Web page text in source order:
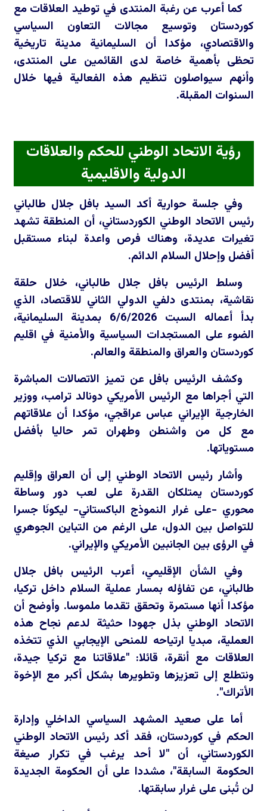
كما أعرب عن رغبة المنتدى في توطيد العلاقات مع
كوردستان وتوسيع مجالات التعاون السياسي
والاقتصادي، مؤكدا أن السليمانية مدينة تاريخية
تحظى بأهمية خاصة لدى القائمين على المنتدى،
وأنهم سيواصلون تنظيم هذه الفعالية فيها خلال
السنوات المقبلة.
رؤية الاتحاد الوطني للحكم والعلاقات
الدولية والاقليمية
وفي جلسة حوارية أكد السيد بافل جلال طالباني
رئيس الاتحاد الوطني الكوردستاني، أن المنطقة تشهد
تغيرات عديدة، وهناك فرص واعدة لبناء مستقبل
أفضل وإحلال السلام الدائم.
وسلط الرئيس بافل جلال طالباني، خلال حلقة
نقاشية، بمنتدى دلفي الدولي الثاني للاقتصاد، الذي
بدأ أعماله السبت 6/6/2026 بمدينة السليمانية،
الضوء على المستجدات السياسية والأمنية في اقليم
كوردستان والعراق والمنطقة والعالم.
وكشف الرئيس بافل عن تميز الاتصالات المباشرة
التي أجراها مع الرئيس الأمريكي دونالد ترامب، ووزير
الخارجية الإيراني عباس عراقجي، مؤكدا أن علاقاتهم
مع كل من واشنطن وطهران تمر حاليا بأفضل
مستوياتها.
وأشار رئيس الاتحاد الوطني إلى أن العراق وإقليم
كوردستان يمتلكان القدرة على لعب دور وساطة
محوري -على غرار النموذج الباكستاني- ليكونَا جسرا
للتواصل بين الدول، على الرغم من التباين الجوهري
في الرؤى بين الجانبين الأمريكي والإيراني.
وفي الشأن الإقليمي، أعرب الرئيس بافل جلال
طالباني، عن تفاؤله بمسار عملية السلام داخل تركيا،
مؤكدا أنها مستمرة وتحقق تقدما ملموسا. وأوضح أن
الاتحاد الوطني بذل جهودا حثيثة لدعم نجاح هذه
العملية، مبديا ارتياحه للمنحى الإيجابي الذي تتخذه
العلاقات مع أنقرة، قائلا: "علاقاتنا مع تركيا جيدة،
ونتطلع إلى تعزيزها وتطويرها بشكل أكبر مع الإخوة
الأتراك".
أما على صعيد المشهد السياسي الداخلي وإدارة
الحكم في كوردستان، فقد أكد رئيس الاتحاد الوطني
الكوردستاني، أن "لا أحد يرغب في تكرار صيغة
الحكومة السابقة"، مشددا على أن الحكومة الجديدة
لن تُبنى على غرار سابقتها.